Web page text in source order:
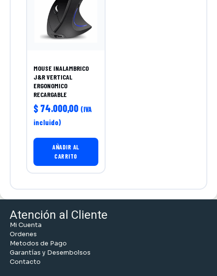
MOUSE INALAMBRICO
J&R VERTICAL
ERGONOMICO
RECARGABLE
$ 74.000,00 (IVA
incluido)
AÑADIR AL
CARRITO
Atención al Cliente
Mi Cuenta
Ordenes
Metodos de Pago
Garantías y Desembolsos
Contacto